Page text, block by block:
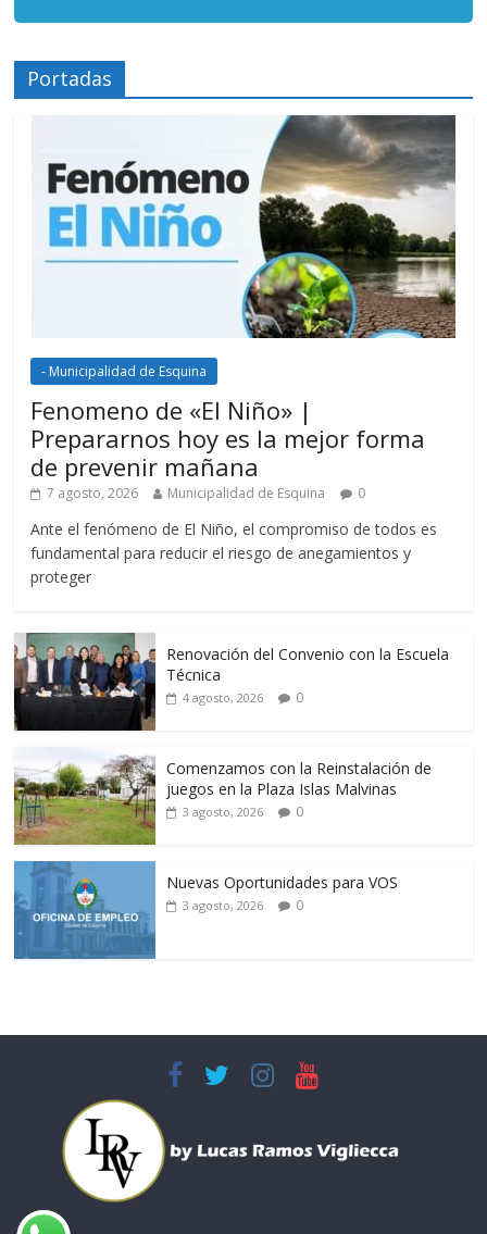
Portadas
- Municipalidad de Esquina
Fenomeno de «El Niño» |
Prepararnos hoy es la mejor forma
de prevenir mañana
7 agosto, 2026 Municipalidad de Esquina 0
Ante el fenómeno de El Niño, el compromiso de todos es
fundamental para reducir el riesgo de anegamientos y
proteger
Renovación del Convenio con la Escuela
Técnica
4 agosto, 2026 0
Comenzamos con la Reinstalación de
juegos en la Plaza Islas Malvinas
3 agosto, 2026 0
Nuevas Oportunidades para VOS
3 agosto, 2026 0